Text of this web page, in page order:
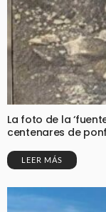
La foto de la
centenares de
LEER MÁS